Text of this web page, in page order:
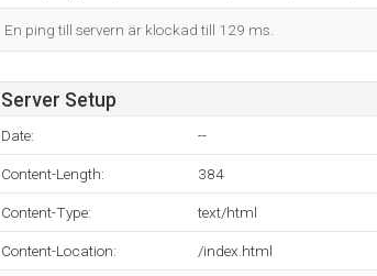
En ping till servern är klockad till 129 ms.
Server Setup
Date: --
Content-Length: 384
Content-Type: text/html
Content-Location: /index.html